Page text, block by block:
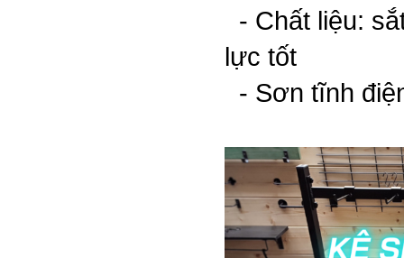
- Chất liệu:
lực tốt
- Sơn tĩnh